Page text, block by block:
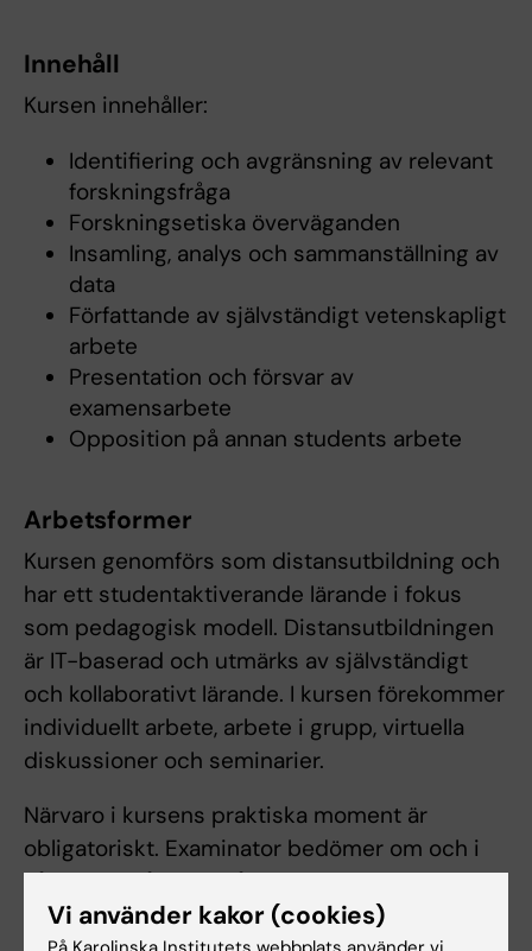
Innehåll
Kursen innehåller:
Identifiering och avgränsning av relevant
forskningsfråga
Forskningsetiska överväganden
Insamling, analys och sammanställning av
data
Författande av självständigt vetenskapligt
arbete
Presentation och försvar av
examensarbete
Opposition på annan students arbete
Arbetsformer
Kursen genomförs som distansutbildning och
har ett studentaktiverande lärande i fokus
som pedagogisk modell. Distansutbildningen
är IT-baserad och utmärks av självständigt
och kollaborativt lärande. I kursen förekommer
individuellt arbete, arbete i grupp, virtuella
diskussioner och seminarier.
Närvaro i kursens praktiska moment är
obligatoriskt. Examinator bedömer om och i
så fall hur frånvaro från obligatoriska
utbildningsinslag kan tas igen. Innan
Vi använder kakor (cookies)